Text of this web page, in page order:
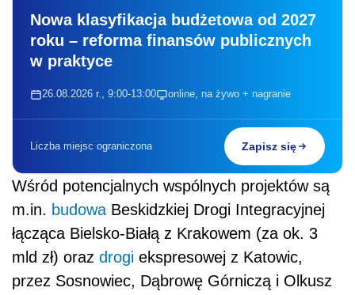
Nowa klasyfikacja budżetowa od 2027
roku – reforma finansów publicznych
w praktyce
26.08.2026 r., 9:00-13:00 online, na żywo + nagranie
Liczba miejsc ograniczona Zapisz się
Wśród potencjalnych wspólnych projektów są
m.in. budowaBeskidzkiej Drogi Integracyjnej
łącząca Bielsko-Białą z Krakowem (za ok. 3
mld zł) oraz drogi ekspresowej z Katowic,
przez Sosnowiec, Dąbrowę Górniczą i Olkusz